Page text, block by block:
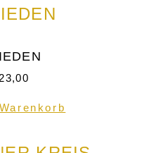
23,00